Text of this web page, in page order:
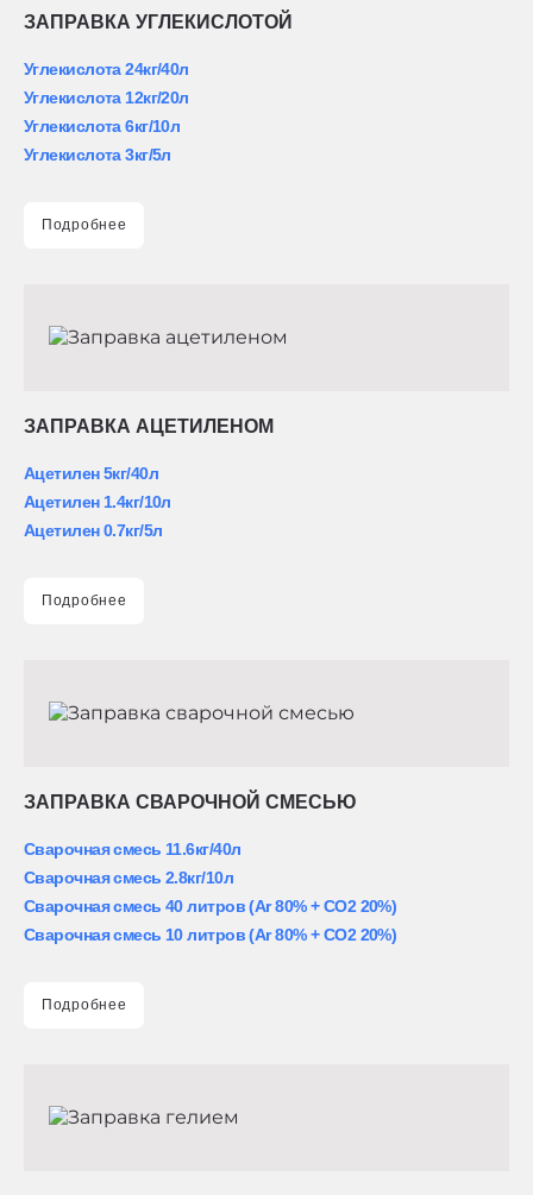
ЗАПРАВКА УГЛЕКИСЛОТОЙ
Углекислота 24кг/40л
Углекислота 12кг/20л
Углекислота 6кг/10л
Углекислота 3кг/5л
Подробнее
ЗАПРАВКА АЦЕТИЛЕНОМ
Ацетилен 5кг/40л
Ацетилен 1.4кг/10л
Ацетилен 0.7кг/5л
Подробнее
ЗАПРАВКА СВАРОЧНОЙ СМЕСЬЮ
Сварочная смесь 11.6кг/40л
Сварочная смесь 2.8кг/10л
Сварочная смесь 40 литров (Ar 80% + CO2 20%)
Сварочная смесь 10 литров (Ar 80% + CO2 20%)
Подробнее